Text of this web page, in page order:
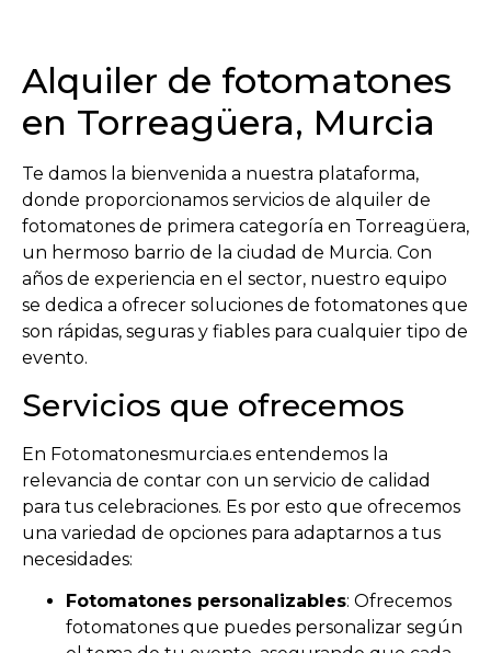
Alquiler de fotomatones
en Torreagüera, Murcia
Te damos la bienvenida a nuestra plataforma,
donde proporcionamos servicios de alquiler de
fotomatones de primera categoría en Torreagüera,
un hermoso barrio de la ciudad de Murcia. Con
años de experiencia en el sector, nuestro equipo
se dedica a ofrecer soluciones de fotomatones que
son rápidas, seguras y fiables para cualquier tipo de
evento.
Servicios que ofrecemos
En Fotomatonesmurcia.es entendemos la
relevancia de contar con un servicio de calidad
para tus celebraciones. Es por esto que ofrecemos
una variedad de opciones para adaptarnos a tus
necesidades:
Fotomatones personalizables: Ofrecemos
fotomatones que puedes personalizar según